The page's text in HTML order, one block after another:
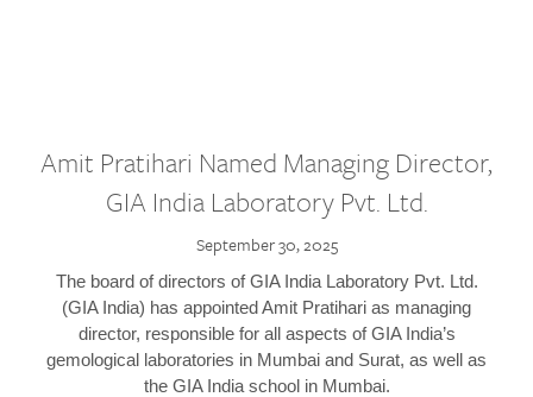
Amit Pratihari Named Managing Director,
GIA India Laboratory Pvt. Ltd.
September 30, 2025
The board of directors of GIA India Laboratory Pvt. Ltd.
(GIA India) has appointed Amit Pratihari as managing
director, responsible for all aspects of GIA India’s
gemological laboratories in Mumbai and Surat, as well as
the GIA India school in Mumbai.